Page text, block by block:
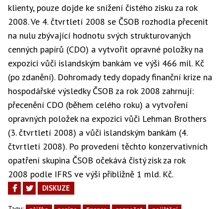
klienty, pouze dojde ke snížení čistého zisku za rok
2008. Ve 4. čtvrtletí 2008 se ČSOB rozhodla přecenit
na nulu zbývající hodnotu svých strukturovaných
cenných papírů (CDO) a vytvořit opravné položky na
expozici vůči islandským bankám ve výši 466 mil. Kč
(po zdanění). Dohromady tedy dopady finanční krize na
hospodářské výsledky ČSOB za rok 2008 zahrnují:
přecenění CDO (během celého roku) a vytvoření
opravných položek na expozici vůči Lehman Brothers
(3. čtvrtletí 2008) a vůči islandským bankám (4.
čtvrtletí 2008). Po provedení těchto konzervativních
opatření skupina ČSOB očekává čistý zisk za rok
2008 podle IFRS ve výši přibližně 1 mld. Kč.
DISKUZE